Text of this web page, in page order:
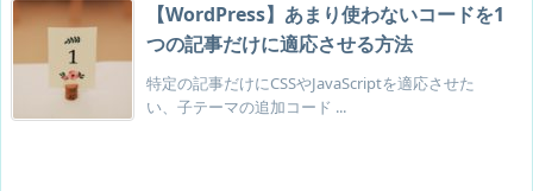
【WordPress】あまり使わないコードを1
つの記事だけに適応させる方法
特定の記事だけにCSSやJavaScriptを適応させた
い、子テーマの追加コード ...